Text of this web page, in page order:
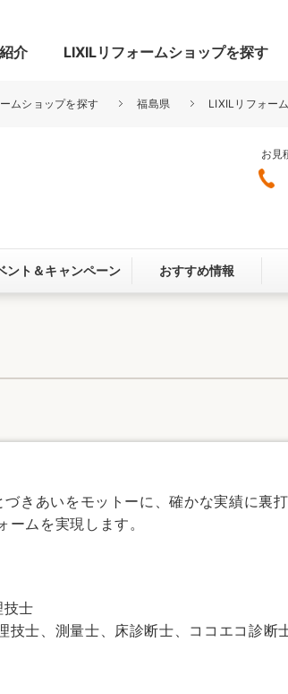
介
玄関まわり 門まわり
カースペース
ーション
LIXILリフォームショップを探す
ま満足度アンケート
ここ
タイルコンパス
ームお役立ち情報
ムショップを探す 福島県 LIXILリフォー
お見
ント＆キャンペーン おすすめ情報
づきあいをモットーに、確かな実績に裏
ームを実現します。
技士
技士、測量士、床診断士、ココエコ診断